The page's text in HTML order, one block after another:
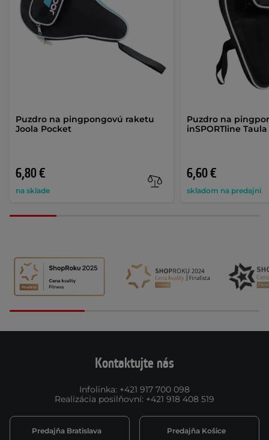
Puzdro na pingpongovú raketu
Joola Pocket
6,80 €
na sklade
Puzdro na
inSPORTline Taula
6,60 €
skladom na predajni
Kontaktujte nás
Infolinka: +421 917 700 098
Realizácia posilňovní: +421 918 408 519
Predajňa Bratislava Predajňa Košice